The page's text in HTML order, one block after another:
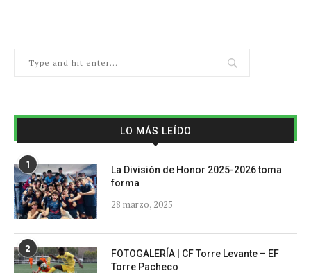
LO MÁS LEÍDO
1
La División de Honor 2025-2026 toma
forma
28 marzo, 2025
2
FOTOGALERÍA | CF Torre Levante – EF
Torre Pacheco